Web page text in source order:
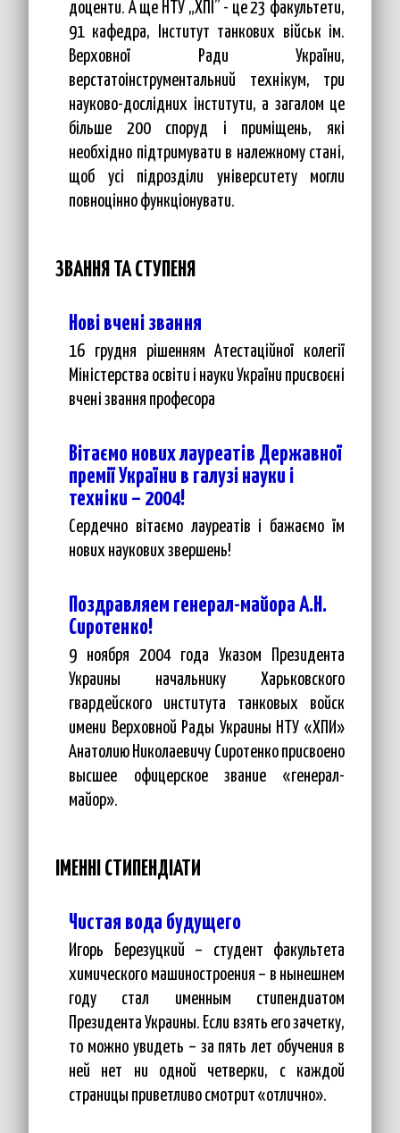
доценти. А ще НТУ „ХПІ” - це 23 факультети,
91 кафедра, Інститут танкових військ ім.
Верховної Ради України,
верстатоінструментальний технікум, три
науково-дослідних інститути, а загалом це
більше 200 споруд і приміщень, які
необхідно підтримувати в належному стані,
щоб усі підрозділи університету могли
повноцінно функціонувати.
ЗВАННЯ ТА СТУПЕНЯ
Нові вчені звання
16 грудня рішенням Атестаційної колегії
Міністерства освіти і науки України присвоєні
вчені звання професора
Вітаємо нових лауреатів Державної
премії України в галузі науки і
техніки – 2004!
Сердечно вітаємо лауреатів і бажаємо їм
нових наукових звершень!
Поздравляем генерал-майора А.Н.
Сиротенко!
9 ноября 2004 года Указом Президента
Украины начальнику Харьковского
гвардейского института танковых войск
имени Верховной Рады Украины НТУ «ХПИ»
Анатолию Николаевичу Сиротенко присвоено
высшее офицерское звание «генерал-
майор».
ІМЕННІ СТИПЕНДІАТИ
Чистая вода будущего
Игорь Березуцкий – студент факультета
химического машиностроения – в нынешнем
году стал именным стипендиатом
Президента Украины. Если взять его зачетку,
то можно увидеть – за пять лет обучения в
ней нет ни одной четверки, с каждой
страницы приветливо смотрит «отлично».